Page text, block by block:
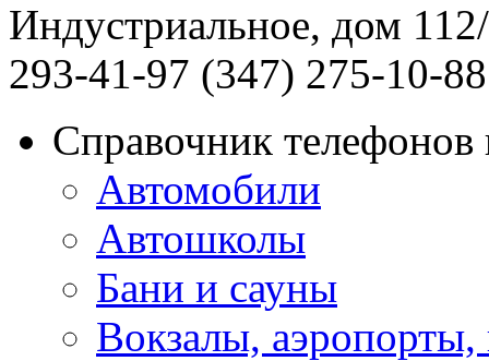
Индустриальное, дом
293-41-97 (347) 275-10-
Справочник
Автомобили
Автошколы
Бани и сауны
Вокзалы,